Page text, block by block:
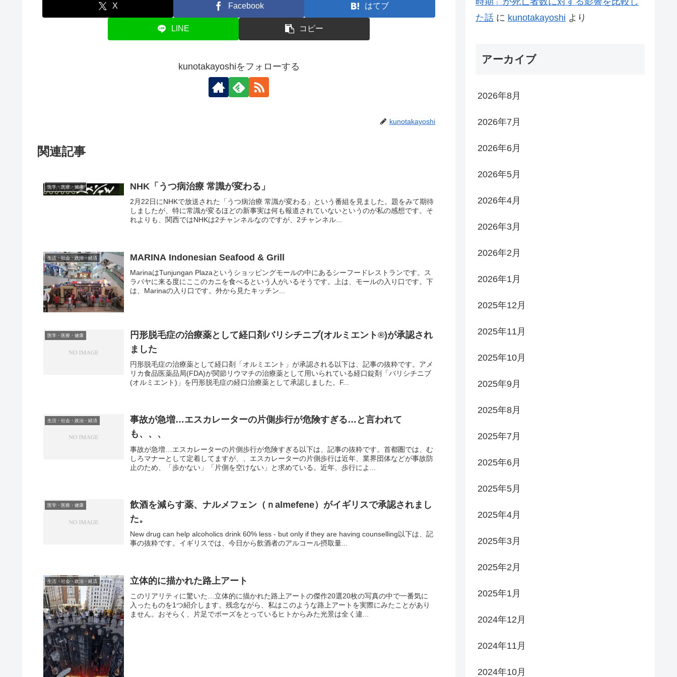
X Facebook はてブ
LINE コピー
kunotakayoshiをフォローする
kunotakayoshi
関連記事
医学・医療・健康 NHK「うつ病治療 常識が変わる」
2月22日にNHKで放送された「うつ病治療 常識が変わる」という番組を見ました。題をみて期待
しましたが、特に常識が変るほどの新事実は何も報道されていないというのが私の感想です。そ
れよりも、関西ではNHKは2チャンネルなのですが、2チャンネル...
生活・社会・政治・経済 MARINA Indonesian Seafood & Grill
MarinaはTunjungan Plazaというショッピングモールの中にあるシーフードレストランです。ス
ラバヤに来る度にここのカニを食べるという人がいるそうです。上は、モールの入り口です。下
は、Marinaの入り口です。外から見たキッチン...
医学・医療・健康
円形脱毛症の治療薬として経口剤バリシチニブ(オルミエント®)が承認され
ました
円形脱毛症の治療薬として経口剤「オルミエント」が承認される以下は、記事の抜粋です。アメ
リカ食品医薬品局(FDA)が関節リウマチの治療薬として用いられている経口錠剤「バリシチニブ
(オルミエント)」を円形脱毛症の経口治療薬として承認しました。F...
生活・社会・政治・経済
事故が急増…エスカレーターの片側歩行が危険すぎる…と言われて
も、、、
事故が急増…エスカレーターの片側歩行が危険すぎる以下は、記事の抜粋です。首都圏では、む
しろマナーとして定着してますが、、エスカレーターの片側歩行は近年、業界団体などが事故防
止のため、「歩かない」「片側を空けない」と求めている。近年、歩行によ...
医学・医療・健康
飲酒を減らす薬、ナルメフェン（ｎalmefene）がイギリスで承認されまし
た。
New drug can help alcoholics drink 60% less - but only if they are having counselling以下は、記
事の抜粋です。イギリスでは、今日から飲酒者のアルコール摂取量...
生活・社会・政治・経済 立体的に描かれた路上アート
このリアリティに驚いた…立体的に描かれた路上アートの傑作20選20枚の写真の中で一番気に
入ったものを1つ紹介します。残念ながら、私はこのような路上アートを実際にみたことがあり
ません。おそらく、片足でポーズをとっているヒトからみた光景は全く違...
た話 に kunotakayoshi より
アーカイブ
2026年8月
2026年7月
2026年6月
2026年5月
2026年4月
2026年3月
2026年2月
2026年1月
2025年12月
2025年11月
2025年10月
2025年9月
2025年8月
2025年7月
2025年6月
2025年5月
2025年4月
2025年3月
2025年2月
2025年1月
2024年12月
2024年11月
2024年10月